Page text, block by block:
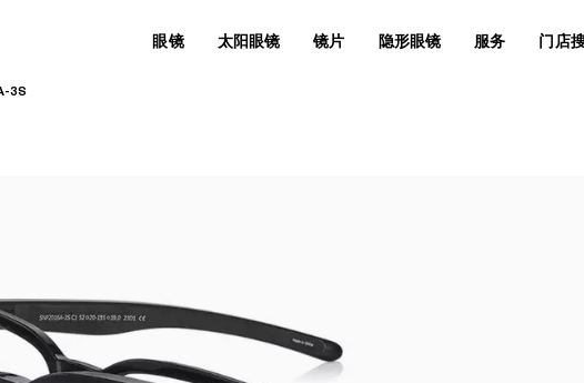
眼镜 太阳眼镜 镜片 隐形眼镜 服务 门店
3S